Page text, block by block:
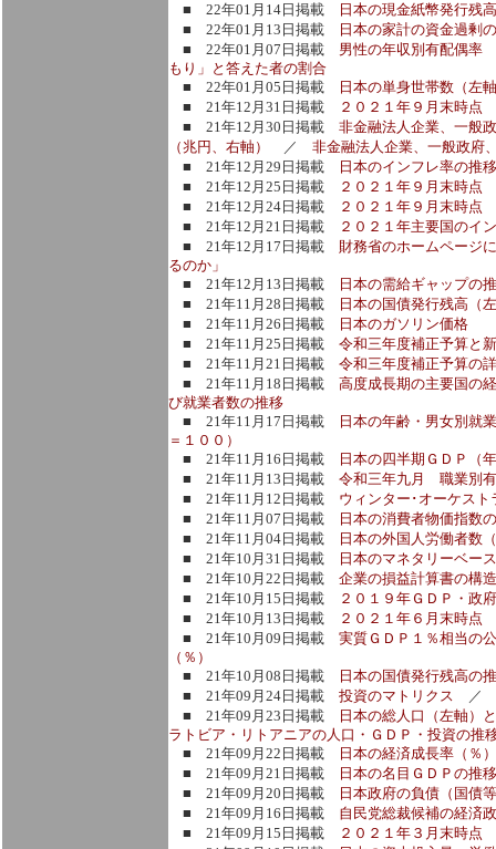
■ 22年01月14日掲載
日本の現金紙幣発行残
■ 22年01月13日掲載
日本の家計の資金過剰
■ 22年01月07日掲載 男性の年収別有配偶率
もり」と答えた者の割合
■ 22年01月05日掲載 日本の単身世帯数（左
■ 21年12月31日掲載
２０２１年９月末時点
■ 21年12月30日掲載 非金融法人企業、一般
（兆円、右軸）
／ 非金融法人企業、一般政府
■ 21年12月29日掲載
日本のインフレ率の推
■ 21年12月25日掲載 ２０２１年９月末時点
■ 21年12月24日掲載
２０２１年９月末時点
■ 21年12月21日掲載
２０２１年主要国のイ
■ 21年12月17日掲載 財務省のホームページ
るのか」
■ 21年12月13日掲載
日本の需給ギャップの
■ 21年11月28日掲載
日本の国債発行残高（
■ 21年11月26日掲載
日本のガソリン価格
■ 21年11月25日掲載 令和三年度補正予算と
■ 21年11月21日掲載 令和三年度補正予算の
■ 21年11月18日掲載 高度成長期の主要国の
び就業者数の推移
■ 21年11月17日掲載
日本の年齢・男女別
＝１００）
■ 21年11月16日掲載
日本の四半期ＧＤＰ（
■ 21年11月13日掲載 令和三年九月 職業別有
■ 21年11月12日掲載 ウィンター･オーケス
■ 21年11月07日掲載
日本の消費者物価指数
■ 21年11月04日掲載
日本の外国人労働者数
■ 21年10月31日掲載
日本のマネタリーベー
■ 21年10月22日掲載 企業の損益計算書の構造
■ 21年10月15日掲載 ２０１９年ＧＤＰ・政
■ 21年10月13日掲載
２０２１年６月末時点
■ 21年10月09日掲載 実質ＧＤＰ１％相当の
（％）
■ 21年10月08日掲載
日本の国債発行残高の
■ 21年09月24日掲載 投資のマトリクス ／
■ 21年09月23日掲載 日本の総人口（左軸）
ラトビア・リトアニアの人口・ＧＤＰ・投資の
■ 21年09月22日掲載
日本の経済成長率（％
■ 21年09月21日掲載 日本の名目ＧＤＰの推
■ 21年09月20日掲載
日本政府の負債（国債
■ 21年09月16日掲載 自民党総裁候補の経済
■ 21年09月15日掲載
２０２１年３月末時点